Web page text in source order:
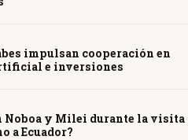
impulsan cooperación en
e inversiones
Noboa y Milei durante la visita
a Ecuador?